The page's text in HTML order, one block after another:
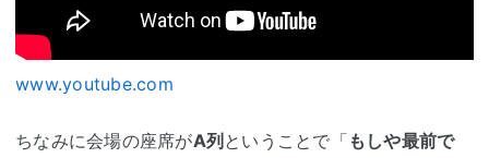
www.youtube.com
ちなみに会場の座席がA列ということで「 もしや最前で